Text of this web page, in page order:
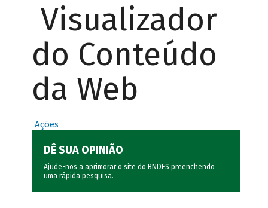
Visualizador
do Conteúdo
da Web
Ações
DÊ SUA OPINIÃO
Ajude-nos a aprimorar o site do BNDES preenchendo
uma rápida pesquisa.